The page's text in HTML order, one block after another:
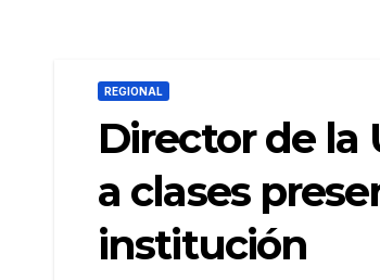
REGIONAL
Director de la
a clases
institución